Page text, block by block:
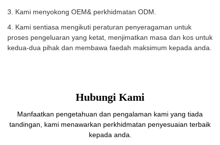
3. Kami menyokong OEM& perkhidmatan ODM.
4. Kami sentiasa mengikuti peraturan penyeragaman untuk
proses pengeluaran yang ketat, menjimatkan masa dan kos untuk
kedua-dua pihak dan membawa faedah maksimum kepada anda.
Hubungi Kami
Manfaatkan pengetahuan dan pengalaman kami yang tiada
tandingan, kami menawarkan perkhidmatan penyesuaian terbaik
kepada anda.